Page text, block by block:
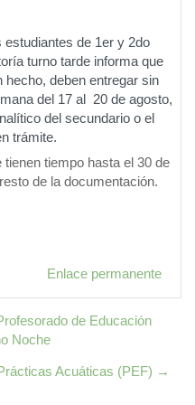
de 1er y 2do
turno tarde informa que
hecho, deben entregar sin
del 17 al 20 de agosto,
del secundario o el
trámite.
tiempo hasta el 30 de
de la documentación.
Enlace permanente
de Educación
Noche
Acuáticas (PEF) →